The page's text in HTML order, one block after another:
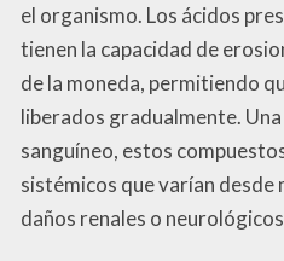
el organismo. Los ácidos
tienen la capacidad de
de la moneda, permitiendo
liberados gradualmente.
sanguíneo, estos
sistémicos que varían desde
daños renales o